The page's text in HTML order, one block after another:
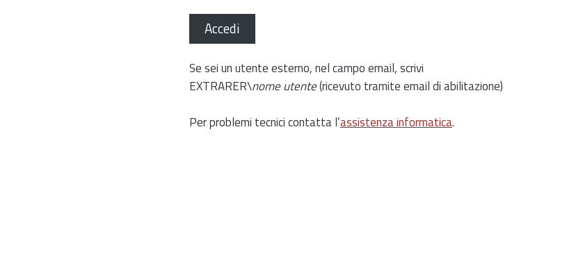
Accedi
Se sei un utente esterno, nel campo email, scrivi
EXTRARER\nome utente(ricevuto tramite email di abilitazione)
Per problemi tecnici contatta l’assistenza informatica.